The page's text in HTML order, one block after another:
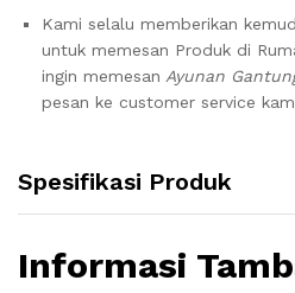
Kami selalu memberikan
untuk memesan Produk di
ingin memesan Ayunan
pesan ke customer service
Spesifikasi Produk
Informasi